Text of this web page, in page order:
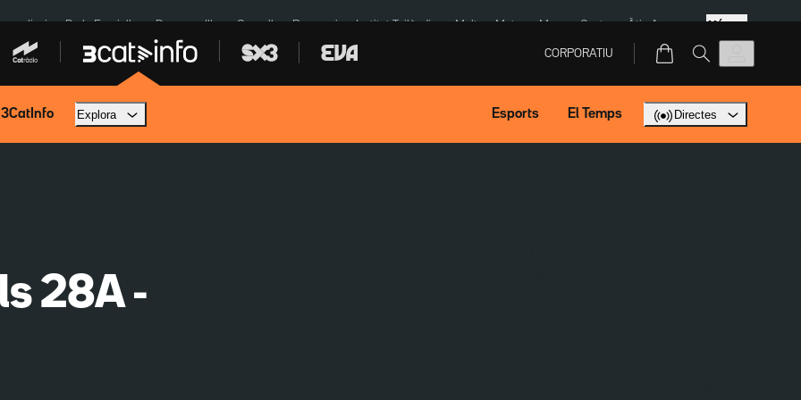
eclipsi De la Espriella Dos anys Illa Granollers Paraguai Institut Tailàndia Multa a Meta Menors Ceuta Àtic Ayuso Més
CORPORATIU
3CatInfo Explora Esports El Temps Directes
28A -